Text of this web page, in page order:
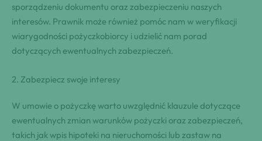
sporządzeniu dokumentu oraz zabezpieczeniu naszych
interesów. Prawnik może również pomóc nam w weryfikacji
wiarygodności pożyczkobiorcy i udzielić nam porad
dotyczących ewentualnych zabezpieczeń.
2.‍ Zabezpiecz swoje interesy
W umowie o pożyczkę warto uwzględnić klauzule dotyczące
ewentualnych zmian warunków pożyczki oraz zabezpieczeń,
takich jak wpis hipoteki na nieruchomości lub zastaw na